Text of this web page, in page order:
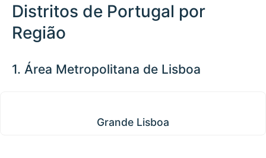
Distritos de Portugal por
Região
1. Área Metropolitana de Lisboa
Grande Lisboa